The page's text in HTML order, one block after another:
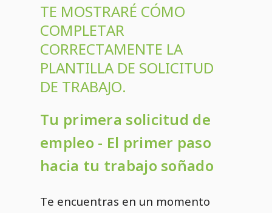
TE MOSTRARÉ CÓMO
COMPLETAR
CORRECTAMENTE LA
PLANTILLA DE SOLICITUD
DE TRABAJO.
Tu primera solicitud de
empleo - El primer paso
hacia tu trabajo soñado
Te encuentras en un momento